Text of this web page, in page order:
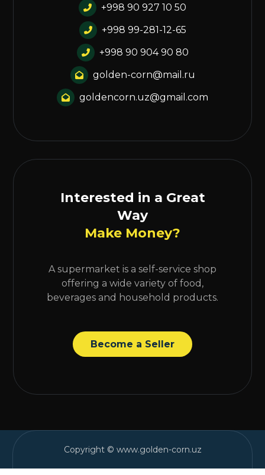
+998 90 927 10 50
+998 99-281-12-65
+998 90 904 90 80
golden-corn@mail.ru
goldencorn.uz@gmail.com
Interested in a Great
Way
Make Money?
A supermarket is a self-service shop
offering a wide variety of food,
beverages and household products.
Become a Seller
Copyright © www.golden-corn.uz